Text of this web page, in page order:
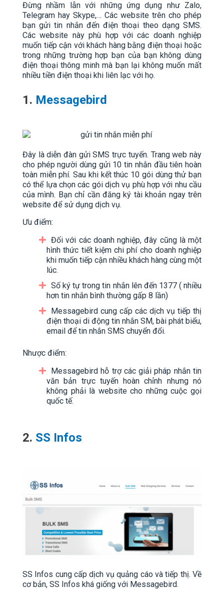
Đừng nhầm lẫn với những ứng dụng như Zalo,
Telegram hay Skype,… Các website trên cho phép
bạn gửi tin nhắn đến điện thoại theo dạng SMS.
Các website này phù hợp với các doanh nghiệp
muốn tiếp cận với khách hàng bằng điện thoại hoặc
trong những trường hợp bạn của bạn không dùng
điện thoại thông minh mà bạn lại không muốn mất
nhiều tiền điện thoại khi liên lạc với họ.
1. Messagebird
Đây là diễn đàn gửi SMS trực tuyến. Trang web này
cho phép người dùng gửi 10 tin nhắn đầu tiên hoàn
toàn miễn phí. Sau khi kết thúc 10 gói dùng thử bạn
có thể lựa chọn các gói dịch vụ phù hợp với nhu cầu
của mình. Bạn chỉ cần đăng ký tài khoản ngay trên
website để sử dụng dịch vụ.
Ưu điểm:
Đối với các doanh nghiệp, đây cũng là một
hình thức tiết kiệm chi phí cho doanh nghiệp
khi muốn tiếp cận nhiều khách hàng cùng một
lúc.
Số ký tự trong tin nhắn lên đến 1377 ( nhiều
hơn tin nhắn bình thường gấp 8 lần)
Messagebird cung cấp các dịch vụ tiếp thị
điện thoại di động tin nhắn SM, bài phát biểu,
email để tin nhắn SMS chuyển đổi.
Nhược điểm:
Messagebird hỗ trợ các giải pháp nhắn tin
văn bản trực tuyến hoàn chỉnh nhưng nó
không phải là website cho những cuộc gọi
quốc tế.
2. SS Infos
SS Infos cung cấp dịch vụ quảng cáo và tiếp thị. Về
cơ bản, SS Infos khá giống với Messagebird.